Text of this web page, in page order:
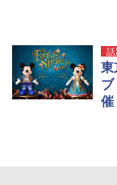
話
東
ブ
催